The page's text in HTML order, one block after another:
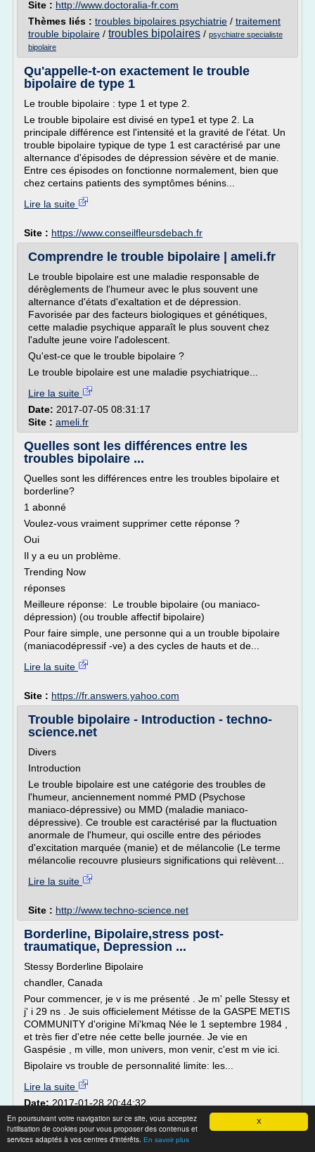
X
En poursuivant votre navigation sur ce site, vous acceptez
l'utilisation de cookies pour vous proposer des contenus et
services adaptés à vos centres d'intérêts. En savoir plus
Site : http://www.doctoralia-fr.com
Thèmes liés : troubles bipolaires psychiatrie / traitement
trouble bipolaire / troubles bipolaires / psychiatre specialiste
bipolaire
Qu'appelle-t-on exactement le trouble
bipolaire de type 1
Le trouble bipolaire : type 1 et type 2.
Le trouble bipolaire est divisé en type1 et type 2. La
principale différence est l'intensité et la gravité de l'état. Un
trouble bipolaire typique de type 1 est caractérisé par une
alternance d'épisodes de dépression sévère et de manie.
Entre ces épisodes on fonctionne normalement, bien que
chez certains patients des symptômes bénins...
Lire la suite
Site : https://www.conseilfleursdebach.fr
Comprendre le trouble bipolaire | ameli.fr
Le trouble bipolaire est une maladie responsable de
dérèglements de l'humeur avec le plus souvent une
alternance d'états d'exaltation et de dépression.
Favorisée par des facteurs biologiques et génétiques,
cette maladie psychique apparaît le plus souvent chez
l'adulte jeune voire l'adolescent.
Qu'est-ce que le trouble bipolaire ?
Le trouble bipolaire est une maladie psychiatrique...
Lire la suite
Date: 2017-07-05 08:31:17
Site : ameli.fr
Quelles sont les différences entre les
troubles bipolaire ...
Quelles sont les différences entre les troubles bipolaire et
borderline?
1 abonné
Voulez-vous vraiment supprimer cette réponse ?
Oui
Il y a eu un problème.
Trending Now
réponses
Meilleure réponse: Le trouble bipolaire (ou maniaco-
dépression) (ou trouble affectif bipolaire)
Pour faire simple, une personne qui a un trouble bipolaire
(maniacodépressif -ve) a des cycles de hauts et de...
Lire la suite
Site : https://fr.answers.yahoo.com
Trouble bipolaire - Introduction - techno-
science.net
Divers
Introduction
Le trouble bipolaire est une catégorie des troubles de
l'humeur, anciennement nommé PMD (Psychose
maniaco-dépressive) ou MMD (maladie maniaco-
dépressive). Ce trouble est caractérisé par la fluctuation
anormale de l'humeur, qui oscille entre des périodes
d'excitation marquée (manie) et de mélancolie (Le terme
mélancolie recouvre plusieurs significations qui relèvent...
Lire la suite
Site : http://www.techno-science.net
Borderline, Bipolaire,stress post-
traumatique, Depression ...
Stessy Borderline Bipolaire
chandler, Canada
Pour commencer, je v is me présenté . Je m' pelle Stessy et
j' i 29 ns . Je suis officielement Métisse de la GASPE METIS
COMMUNITY d'origine Mi'kmaq Née le 1 septembre 1984 ,
et très fier d'etre née cette belle journée. Je vie en
Gaspésie , m ville, mon univers, mon venir, c'est m vie ici.
Bipolaire vs trouble de personnalité limite: les...
Lire la suite
Date: 2017-01-28 20:44:32
Site :http://borderlineetbipolaire.blogspot.com
Qu'est-ce que le trouble bipolaire de type 1